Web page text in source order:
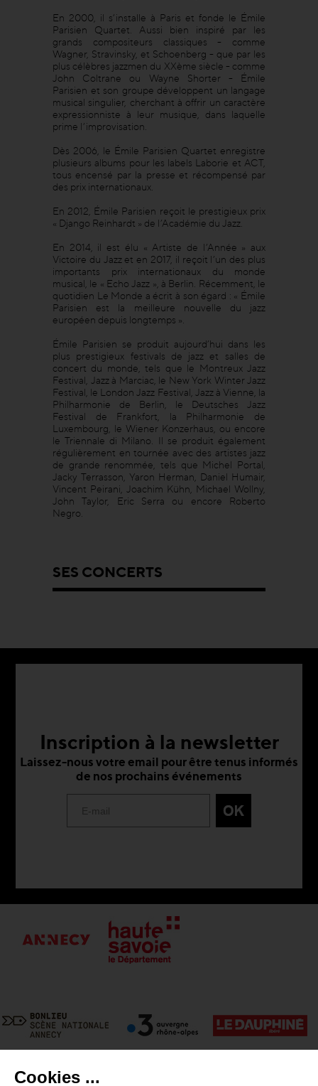
En 2000, il s’installe à Paris et fonde le Émile
Parisien Quartet. Aussi bien inspiré par les
grands compositeurs classiques - comme
Wagner, Stravinsky, et Schoenberg - que par les
plus célèbres jazzmen du XXème siècle - comme
John Coltrane ou Wayne Shorter - Émile
Parisien et son groupe développent un langage
musical singulier, cherchant à offrir un caractère
expressionniste à leur musique, dans laquelle
prime l’improvisation.
Dès 2006, le Émile Parisien Quartet enregistre
plusieurs albums pour les labels Laborie et ACT,
tous encensé par la presse et récompensé par
des prix internationaux.
En 2012, Émile Parisien reçoit le prestigieux prix
« Django Reinhardt » de l’Académie du Jazz.
En 2014, il est élu « Artiste de l’Année » aux
Victoire du Jazz et en 2017, il reçoit l’un des plus
importants prix internationaux du monde
musical, le « Echo Jazz », à Berlin. Récemment, le
quotidien Le Monde a écrit à son égard : « Émile
Parisien est la meilleure nouvelle du jazz
européen depuis longtemps ».
Émile Parisien se produit aujourd’hui dans les
plus prestigieux festivals de jazz et salles de
concert du monde, tels que le Montreux Jazz
Festival, Jazz à Marciac, le New York Winter Jazz
Festival, le London Jazz Festival, Jazz à Vienne, la
Philharmonie de Berlin, le Deutsches Jazz
Festival de Frankfort, la Philharmonie de
Luxembourg, le Wiener Konzerhaus, ou encore
le Triennale di Milano. Il se produit également
régulièrement en tournée avec des artistes jazz
de grande renommée, tels que Michel Portal,
Jacky Terrasson, Yaron Herman, Daniel Humair,
Vincent Peirani, Joachim Kühn, Michael Wollny,
John Taylor, Eric Serra ou encore Roberto
Negro.
SES CONCERTS
Inscription à la newsletter
Laissez-nous votre email pour être tenus informés
de nos prochains événements
Cookies ...